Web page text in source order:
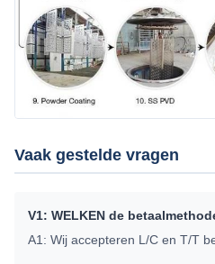
Vaak gestelde vragen
V1: WELKEN de
A1: Wij accepteren L/C en T/T